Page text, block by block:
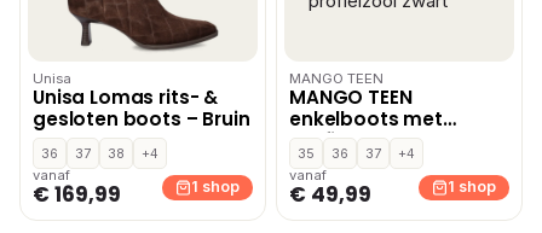
Unisa
Unisa Lomas rits- &
gesloten boots – Bruin
36 37 38
+4
vanaf
€ 169,99 1 shop
MANGO TEEN
MANGO TEEN
enkelboots met
profielzool zwart
35 36 37
+4
vanaf
€ 49,99 1 shop